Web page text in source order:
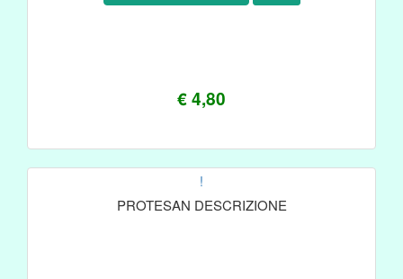
€ 4,80
!
PROTESAN DESCRIZIONE